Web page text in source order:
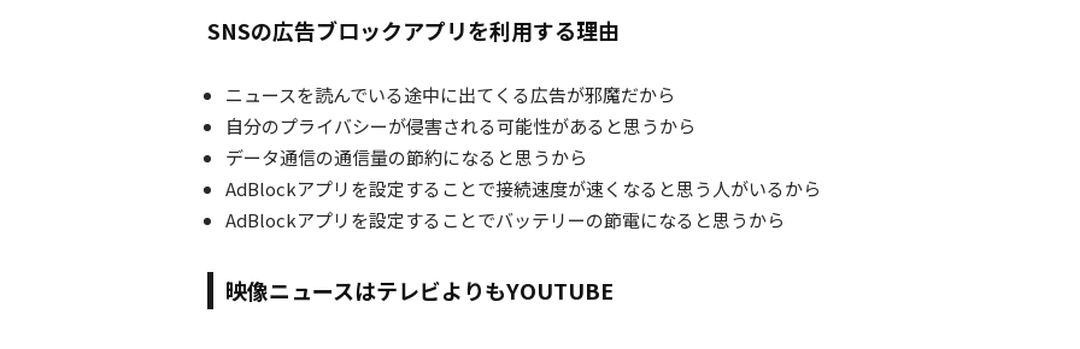
SNSの広告ブロックアプリを利用する理由
ニュースを読んでいる途中に出てくる広告が邪魔だから
自分のプライバシーが侵害される可能性があると思うから
データ通信の通信量の節約になると思うから
AdBlockアプリを設定することで接続速度が速くなると思う人がいるから
AdBlockアプリを設定することでバッテリーの節電になると思うから
映像ニュースはテレビよりもYOUTUBE